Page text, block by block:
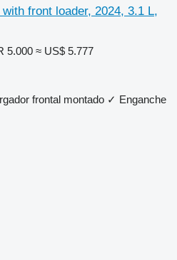
front loader, 2024, 3.1 L,
5.000 ≈ US$ 5.777
frontal montado ✓ Enganche